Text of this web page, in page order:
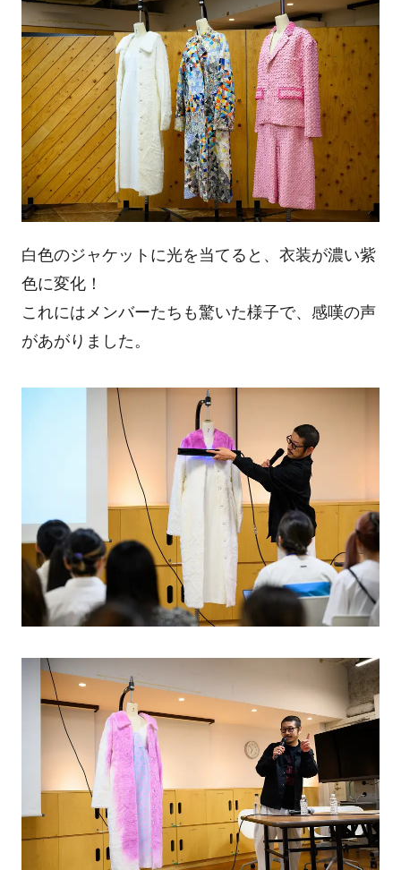
白色のジャケットに光を当てると、衣装が濃い紫
色に変化！
これにはメンバーたちも驚いた様子で、感嘆の声
があがりました。